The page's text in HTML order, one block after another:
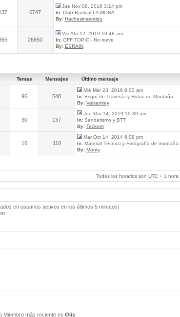
6747
Jue Nov 08, 2018 3:14 pm
In:Club Radical LA MONA
By: Hachesinsentido
26850
Vie Abr 12, 2019 10:48 am
In:OFF TOPIC - No nieve
By: ESRAIN
Temas Mensajes Último mensaje
96 548
Mié Mar 23, 2016 8:03 am
In:Esquí de Travesía y Rutas de Montaña
By: Valsamrey
30 137
Jue Mar 14, 2019 10:39 am
In:Senderismo y BTT
By: Tecknet
16 118
Mar Oct 14, 2014 6:08 pm
In:Material Técnico y Fotografía de montaña
By: Monty
Todos los horarios son UTC + 1 hora
en usuarios activos en los últimos 5 minutos)
Miembro más reciente es Olis